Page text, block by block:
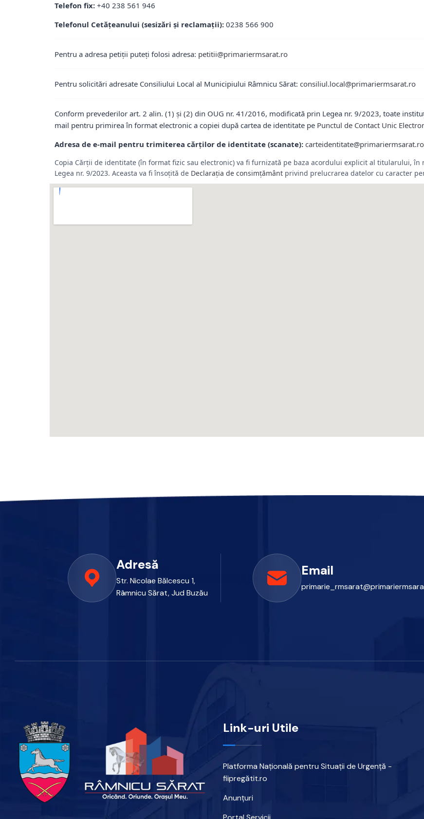
Telefon fix: +40 238 561 946
Telefonul Cetățeanului (sesizări și reclamații): 0238 566 900
Pentru a adresa petiții puteți folosi adresa: petitii@primariermsarat.ro
Pentru solicitări adresate Consiliului Local al Municipiului Râmnicu Sărat: consiliul.local@primariermsarat.ro
Conform prevederilor art. 2 alin. (1) și (2) din OUG nr. 41/2016, modificată prin Legea nr. 9/2023, toate
mail pentru primirea în format electronic a copiei după cartea de identitate pe Punctul de Contact Unic
Adresa de e-mail pentru trimiterea cărților de identitate (scanate): carteidentitate@primariermsarat.ro
Copia Cărții de identitate (în format fizic sau electronic) va fi furnizată pe baza acordului explicit al titularului, în
Legea nr. 9/2023. Aceasta va fi însoțită de Declarația de consimțământ privind prelucrarea datelor cu caracter
Adresă
Str. Nicolae Bălcescu 1,
Râmnicu Sărat, Jud Buzău
Email
Link-uri Utile
Platforma Națională pentru Situații de Urgență -
fiipregătit.ro
Anunțuri